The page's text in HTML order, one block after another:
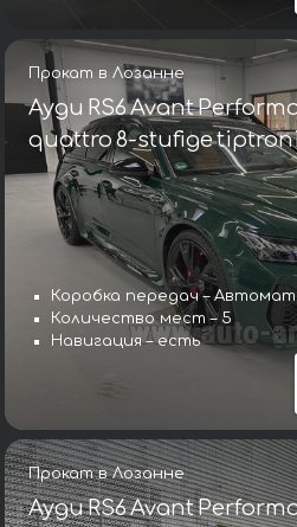
Прокат в Лозанне
Ауди RS6 Avant
quattro 8-stufige
Коробка передач – Автомат
Количество мест – 5
Навигация – есть
Прокат в Лозанне
Ауди RS6 Avant